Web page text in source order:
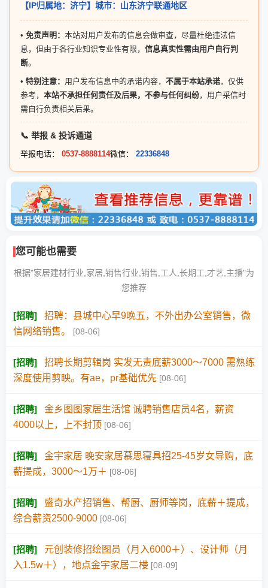
【IP归属地：济宁】城市：山东济宁联通地区
• 免责声明： 本站对用户发布的信息会做审查，尽量杜绝违法信
息，但由于各行业知识专业性有限， 信息真实性需由用户自行判
断。
• 特别注意： 用户发布信息中的承诺内容， 不属于本站承诺，仅供
参考， 本站不承担任何责任及后果，不参与任何纠纷，用户采信时
需自行负责相关后果。
📞 举报 & 投诉通道
举报电话： 0537-8888114微信： 22336848
您可能也需要
根据"家居建材行业,家居,销售行业,销售,工人,长期工,才艺,主播"为
您推荐
[招聘]
招聘：县城中心早9晚五，不外出办公室销售，微
信网络销售。
[08-06]
[招聘]
招聘长期剪辑岗 实发无责底薪3000～7000 需熟练
深度使用剪映。有ae，pr基础优先 [08-06]
[招聘]
金乡图图家居生活馆 诚聘销售店员4名，薪资
4000以上，上不封顶 [08-06]
[招聘]
金宇家居 晚安家居慕思寝具招25-45岁女导购，底
薪提成，3000～1万＋ [08-06]
[招聘]
盛奇水产招销售、帮厨、厨师等岗，底薪＋提成，
综合薪资2500-9000 [08-06]
[招聘]
元创装修招绘图员（月入6000＋）、设计师（月
入1.5w＋），地点金宇家居二楼 [08-09]